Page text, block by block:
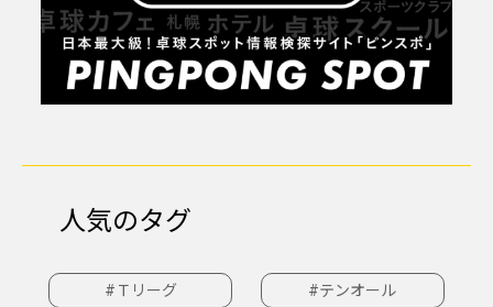
人気のタグ
#Ｔリーグ #テンオール